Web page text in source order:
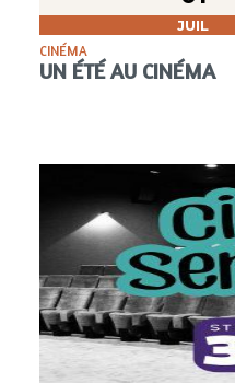
JUIL
CINÉMA
UN ÉTÉ AU CINÉMA